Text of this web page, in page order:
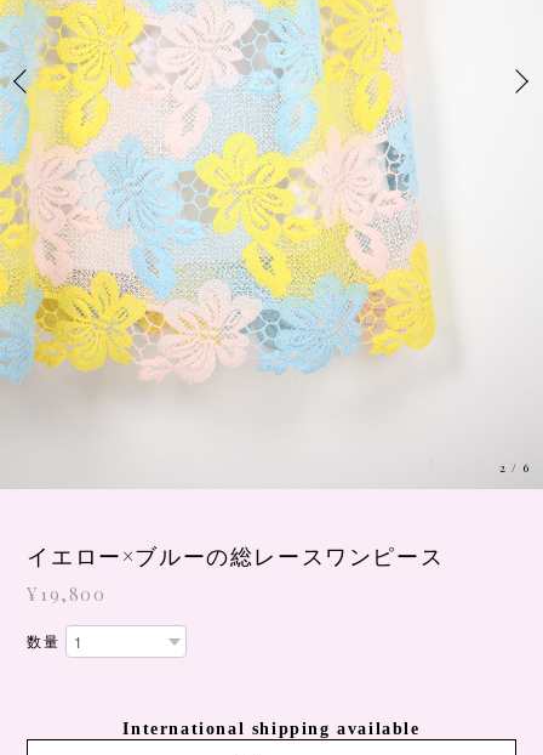
3 / 6
イエロー×ブルーの総レースワンピース
¥19,800
数量
International shipping available